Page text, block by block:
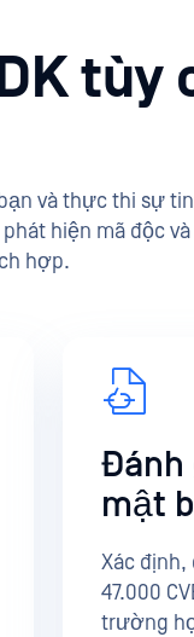
tùy
và thực thi sự
hiện mã độc
hợp.
Đánh
mật
Xác định,
47.000
trường